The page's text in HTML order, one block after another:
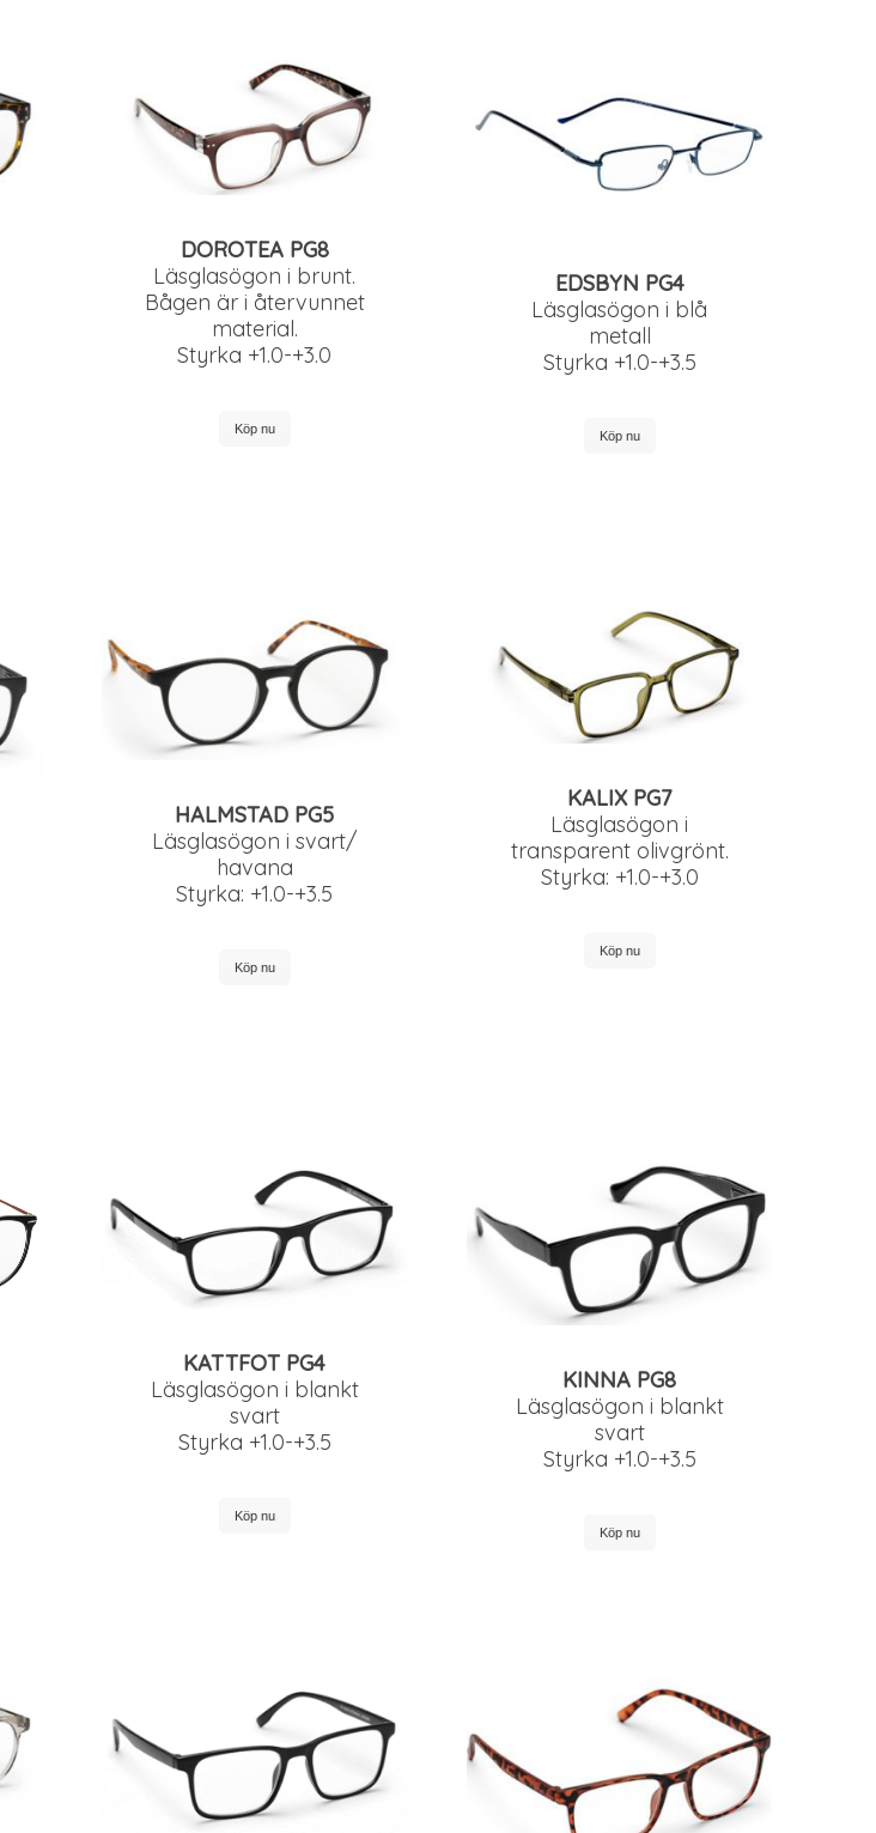
DOROTEA PG8
Läsglasögon i brunt.
Bågen är i återvunnet
material.
Styrka +1.0-+3.0
Köp nu
EDSBYN PG4
Läsglasögon i blå
metall
Styrka +1.0-+3.5
Köp nu
HALMSTAD PG5
Läsglasögon i svart/
havana
Styrka: +1.0-+3.5
Köp nu
KALIX PG7
Läsglasögon i
transparent olivgrönt.
Styrka: +1.0-+3.0
Köp nu
KATTFOT PG4
Läsglasögon i blankt
svart
Styrka +1.0-+3.5
Köp nu
KINNA PG8
Läsglasögon i blankt
svart
Styrka +1.0-+3.5
Köp nu